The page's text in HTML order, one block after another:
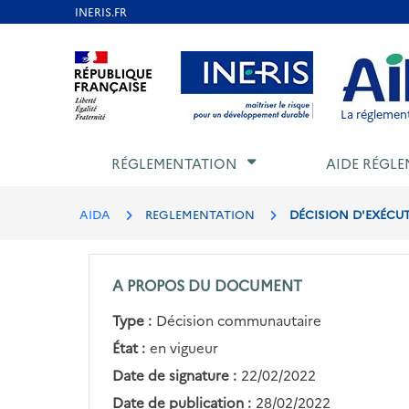
Aller au contenu Aller au menu Aller au
La
RÉGLEMENTATION AIDE
AIDA REGLEMENTATION DÉCISION
A PROPOS DU DOCUMENT
Type : Décision communautaire
État : en vigueur
Date de signature : 22/02/2022
Date de publication : 28/02/2022